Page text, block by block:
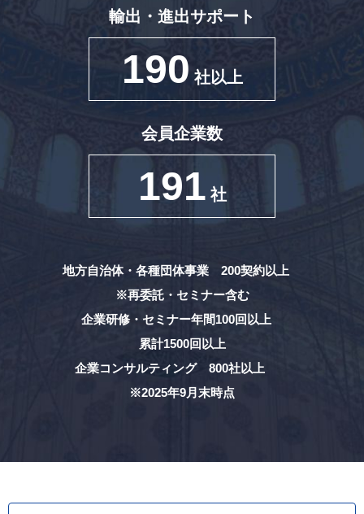
輸出・進出サポート
190 社以上
会員企業数
191 社
地方自治体・各種団体事業 200契約以上
※再委託・セミナー含む
企業研修・セミナー年間100回以上
累計1500回以上
企業コンサルティング 800社以上
※2025年9月末時点